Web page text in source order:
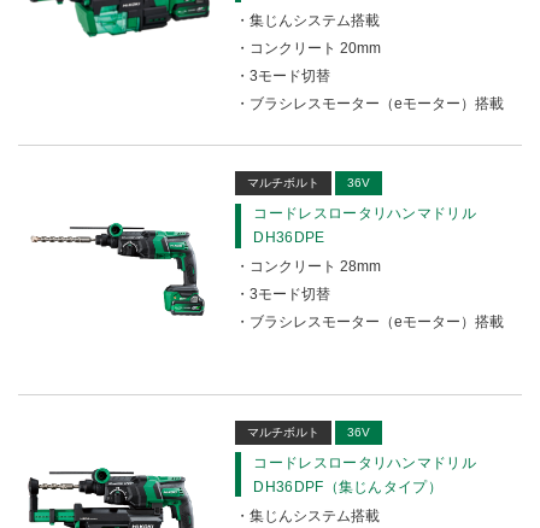
集じんシステム搭載
コンクリート 20mm
3モード切替
ブラシレスモーター（eモーター）搭載
マルチボルト 36V
コードレスロータリハンマドリル
DH36DPE
コンクリート 28mm
3モード切替
ブラシレスモーター（eモーター）搭載
マルチボルト 36V
コードレスロータリハンマドリル
DH36DPF（集じんタイプ）
集じんシステム搭載